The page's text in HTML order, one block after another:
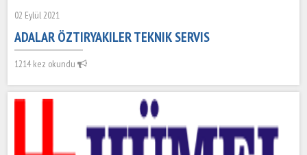
02 Eylül 2021
ADALAR ÖZTIRYAKILER TEKNIK SERVIS
1214 kez okundu